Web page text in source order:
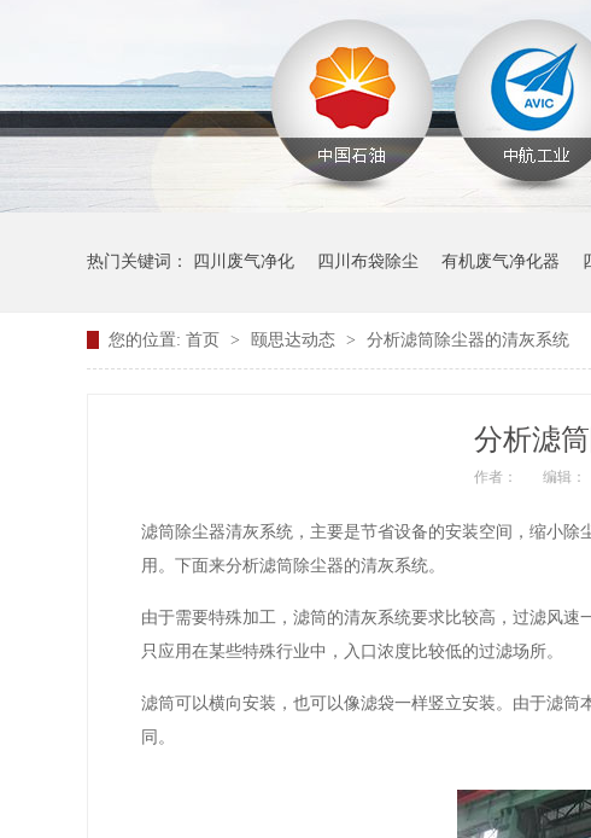
热门关键词： 四川废气净化 四川布袋除尘 有机废气净化器
您的位置: 首页 > 颐思达动态 > 分析滤筒除尘器的清灰系统
分析滤
作者： 编辑：
滤筒除尘器清灰系统，主要是节省设备的安装空间，缩小
用。下面来分析滤筒除尘器的清灰系统。
由于需要特殊加工，滤筒的清灰系统要求比较高，过滤风
只应用在某些特殊行业中，入口浓度比较低的过滤场所。
滤筒可以横向安装，也可以像滤袋一样竖立安装。由于滤
同。